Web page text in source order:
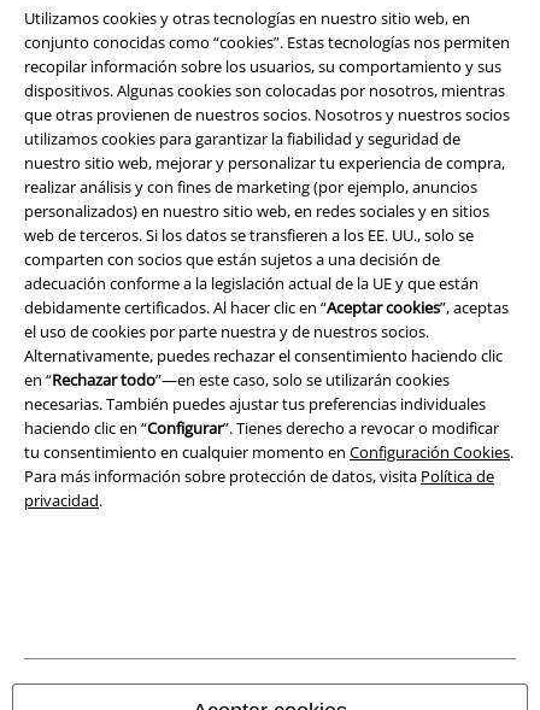
Utilizamos cookies y otras tecnologías en nuestro sitio web, en
conjunto conocidas como “cookies”. Estas tecnologías nos permiten
recopilar información sobre los usuarios, su comportamiento y sus
dispositivos. Algunas cookies son colocadas por nosotros, mientras
que otras provienen de nuestros socios. Nosotros y nuestros socios
utilizamos cookies para garantizar la fiabilidad y seguridad de
nuestro sitio web, mejorar y personalizar tu experiencia de compra,
realizar análisis y con fines de marketing (por ejemplo, anuncios
personalizados) en nuestro sitio web, en redes sociales y en sitios
web de terceros. Si los datos se transfieren a los EE. UU., solo se
comparten con socios que están sujetos a una decisión de
adecuación conforme a la legislación actual de la UE y que están
debidamente certificados. Al hacer clic en “Aceptar cookies”, aceptas
el uso de cookies por parte nuestra y de nuestros socios.
Alternativamente, puedes rechazar el consentimiento haciendo clic
en “Rechazar todo”—en este caso, solo se utilizarán cookies
necesarias. También puedes ajustar tus preferencias individuales
haciendo clic en “Configurar”. Tienes derecho a revocar o modificar
tu consentimiento en cualquier momento en Configuración Cookies.
Para más información sobre protección de datos, visita Política de
privacidad.
Legal
Términos y Condiciones
Aviso Legal
Ley protección de datos
Eliminación de residuos y protección del medioambiente
Declaración de Conformidad
Información sobre accesibilidad
© 1986-2026 E.M.P. Merchandising HGmbH